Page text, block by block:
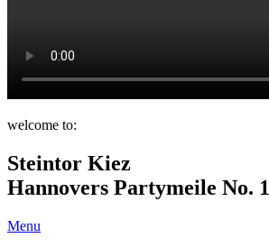
welcome to:
Steintor Kiez
Hannovers Partymeile No. 1
Menu